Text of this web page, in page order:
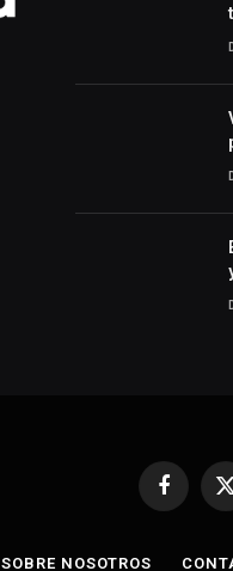
Facebook
X
SOBRE NOSOTROS